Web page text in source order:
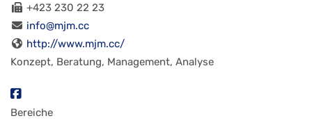
+423 230 22 23
info@mjm.cc
http://www.mjm.cc/
Konzept, Beratung, Management, Analyse
Bereiche